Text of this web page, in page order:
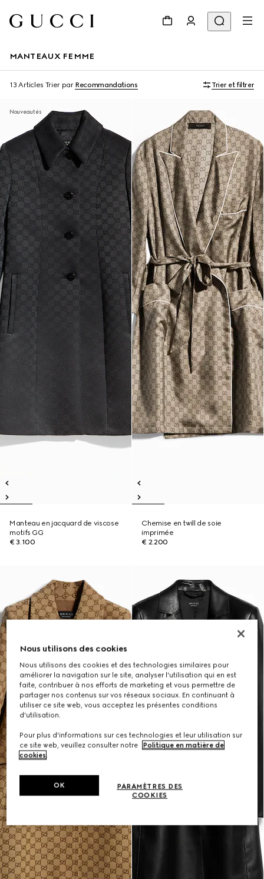
MANTEAUX FEMME
13 Articles Trier par Recommandations Trier et filtrer
Nouveautés
Manteau en jacquard de viscose
motifs GG
€ 3.100
Chemise en twill de soie
imprimée
€ 2.200
Nous utilisons des cookies
Nous utilisons des cookies et des technologies similaires pour
améliorer la navigation sur le site, analyser l'utilisation qui en est
faite, contribuer à nos efforts de marketing et vous permettre de
partager nos contenus sur vos réseaux sociaux. En continuant à
utiliser ce site web, vous acceptez les présentes conditions
d'utilisation.
Pour plus d'informations sur ces technologies et leur utilisation sur
ce site web, veuillez consulter notre
Politique en matière de
cookies.
PARAMÈTRES DES
COOKIES
OK